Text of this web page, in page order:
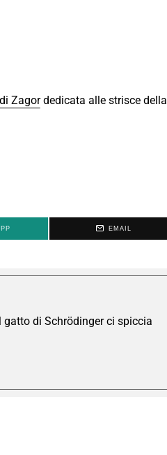
Zagordedicata alle strisce della
EMAIL
gatto di Schrödinger ci spiccia